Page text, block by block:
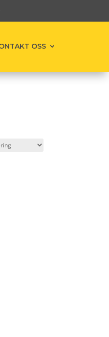
OSS